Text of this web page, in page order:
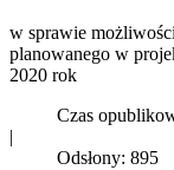
w sprawie
planowanego w
2020 rok
Czas
|
Odsłony: 895